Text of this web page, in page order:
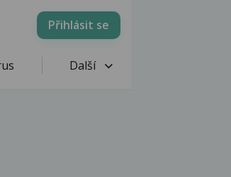
Přihlásit se
Další